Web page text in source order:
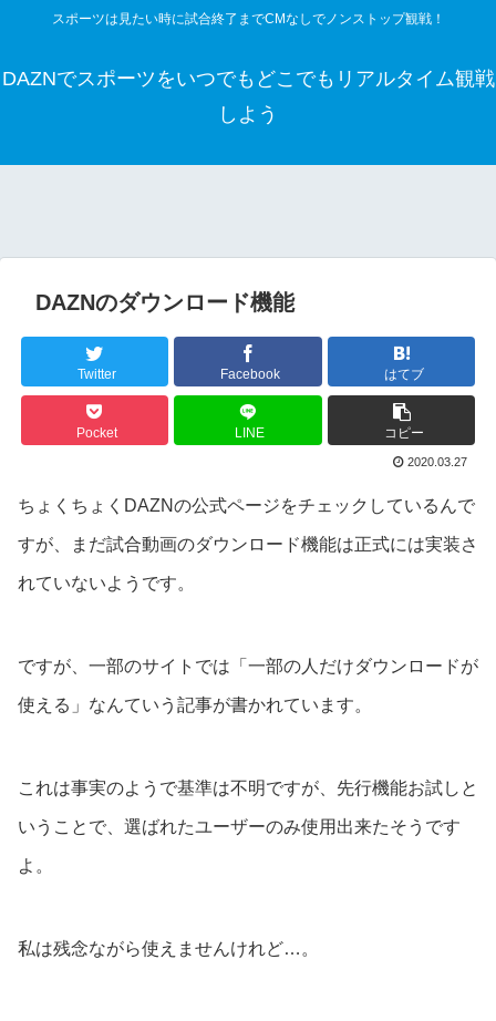
スポーツは見たい時に試合終了までCMなしでノンストップ観戦！
DAZNでスポーツをいつでもどこでもリアルタイム観戦
しよう
DAZNのダウンロード機能
Twitter Facebook はてブ
Pocket LINE コピー
2020.03.27
ちょくちょくDAZNの公式ページをチェックしているんで
すが、まだ試合動画のダウンロード機能は正式には実装さ
れていないようです。
ですが、一部のサイトでは「一部の人だけダウンロードが
使える」なんていう記事が書かれています。
これは事実のようで基準は不明ですが、先行機能お試しと
いうことで、選ばれたユーザーのみ使用出来たそうです
よ。
私は残念ながら使えませんけれど…。